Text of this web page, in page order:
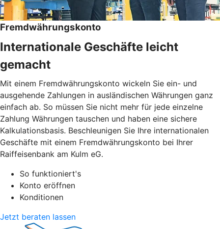
Fremdwährungskonto
Internationale Geschäfte leicht
gemacht
Mit einem Fremdwährungskonto wickeln Sie ein- und
ausgehende Zahlungen in ausländischen Währungen ganz
einfach ab. So müssen Sie nicht mehr für jede einzelne
Zahlung Währungen tauschen und haben eine sichere
Kalkulationsbasis. Beschleunigen Sie Ihre internationalen
Geschäfte mit einem Fremdwährungskonto bei Ihrer
Raiffeisenbank am Kulm eG.
So funktioniert's
Konto eröffnen
Konditionen
Jetzt beraten lassen